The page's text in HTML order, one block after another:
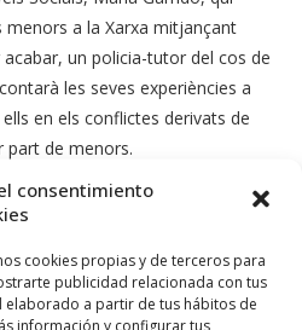
consentimiento
cookies propias y de terceros para
publicidad relacionada con tus
elaborado a partir de tus hábitos de
información y configurar tus
a la Xarxa mitjançant
un policia-tutor del cos de
les seves experiències a
en els conflictes derivats de
part de menors.
JORNADA S’HAN EXAURIT.
la llista d’espera poden